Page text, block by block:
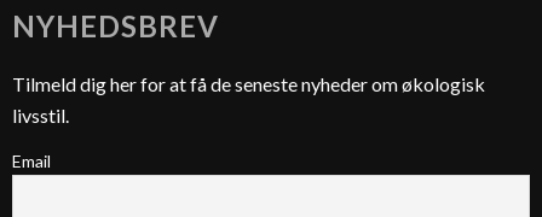
NYHEDSBREV
Tilmeld dig her for at få de seneste nyheder om økologisk
livsstil.
Email